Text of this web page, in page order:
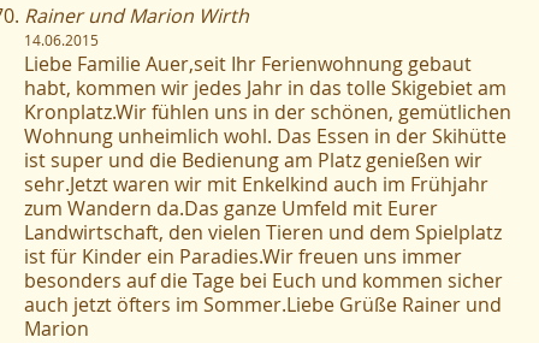
Rainer und Marion Wirth
14.06.2015
Liebe Familie Auer,seit Ihr Ferienwohnung gebaut
habt, kommen wir jedes Jahr in das tolle Skigebiet am
Kronplatz.Wir fühlen uns in der schönen, gemütlichen
Wohnung unheimlich wohl. Das Essen in der Skihütte
ist super und die Bedienung am Platz genießen wir
sehr.Jetzt waren wir mit Enkelkind auch im Frühjahr
zum Wandern da.Das ganze Umfeld mit Eurer
Landwirtschaft, den vielen Tieren und dem Spielplatz
ist für Kinder ein Paradies.Wir freuen uns immer
besonders auf die Tage bei Euch und kommen sicher
auch jetzt öfters im Sommer.Liebe Grüße Rainer und
Marion